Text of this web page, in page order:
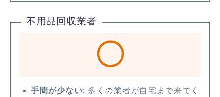
不用品回収業者
〇
手間が少ない: 多くの業者が自宅まで来てく